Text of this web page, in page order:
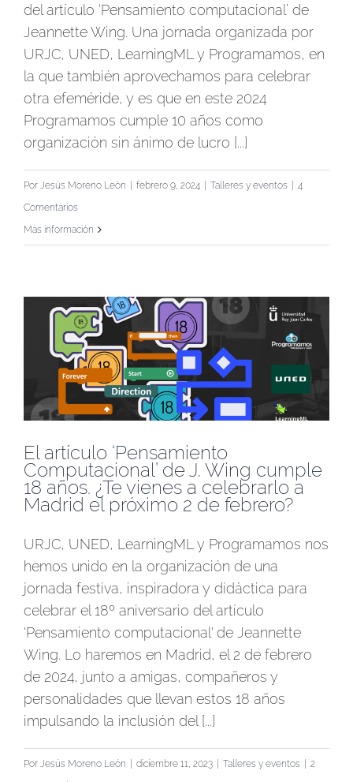
del artículo ‘Pensamiento computacional’ de
Jeannette Wing. Una jornada organizada por
URJC, UNED, LearningML y Programamos, en
la que también aprovechamos para celebrar
otra efeméride, y es que en este 2024
Programamos cumple 10 años como
organización sin ánimo de lucro [...]
Por Jesús Moreno León febrero 9, 2024 Talleres y eventos
4
Comentarios
Más información
El artículo ‘Pensamiento
Computacional’ de J. Wing cumple
18 años. ¿Te vienes a celebrarlo a
Madrid el próximo 2 de febrero?
URJC, UNED, LearningML y Programamos nos
hemos unido en la organización de una
jornada festiva, inspiradora y didáctica para
celebrar el 18º aniversario del artículo
'Pensamiento computacional' de Jeannette
Wing. Lo haremos en Madrid, el 2 de febrero
de 2024, junto a amigas, compañeros y
personalidades que llevan estos 18 años
impulsando la inclusión del [...]
Por Jesús Moreno León diciembre 11, 2023 Talleres y eventos
2